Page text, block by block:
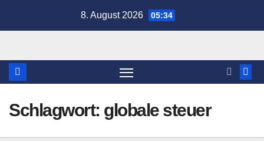
8. August 2026 05:34
Schlagwort: globale steuer